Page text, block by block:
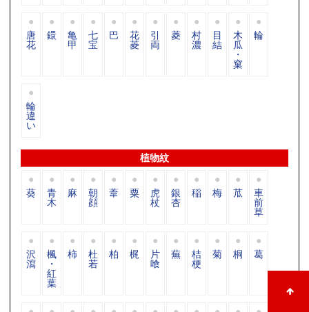
唐
花
鐶 亀
甲
七
宝
巴 花
菱
引
両
菱 村
濃
目
結
木
瓜
・
窠
輪
輪
違
い
植物紋
葵 青
木
麻 朝
顔
葦 粟 虎
杖
銀
杏
稲 梅 苽 車
前
草
沢
瀉
楓
・
紅
葉
柿 杜
若
柏 梶 片
喰
蕪 桔
梗
菊 桐 葛